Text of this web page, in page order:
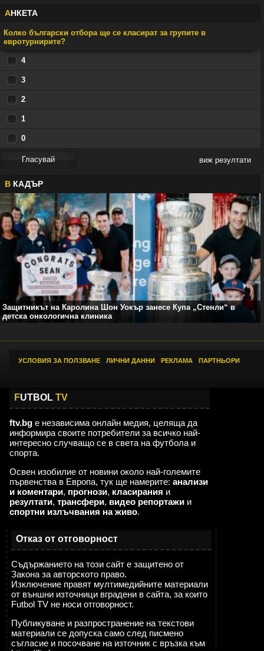
АНКЕТА
Колко български отбора ще се класират за групите в
евротурнирите?
4
3
2
1
0
виж резултати
В КАДЪР
Защитникът на Каролина Шон Уокър занесе Купа „Стенли“ в
детска онкологична клиника
УСЛОВИЯ ЗА ПОЛЗВАНЕ ЛИЧНИ ДАННИ РЕКЛАМА ПАРТНЬОРИ
FUTBOL TV
ftv.bg е независима онлайн медия, целяща да
информира своите потребители за всичко най-
интересно случващо се в света на футбола и
спорта.
Освен изобилие от новини около най-големите
първенства в Европа, тук ще намерите: анализи
и коментари, прогнози, класирания и
резултати, трансфери, видео репортажи и
спортни излъчвания на живо.
Отказ от отговорност
Съдържанието на този сайт е защитено от
Закона за авторското право.
Изключение правят мултимедийните материали
от външни източници вградени в сайта, за които
Futbol TV не носи отговорност.
Публикуване и разпространение на текстови
материали се допуска само след писмено
съгласие и посочване на източник с връзка към